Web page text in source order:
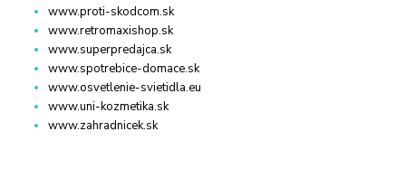
www.proti-skodcom.sk
www.retromaxishop.sk
www.superpredajca.sk
www.spotrebice-domace.sk
www.osvetlenie-svietidla.eu
www.uni-kozmetika.sk
www.zahradnicek.sk